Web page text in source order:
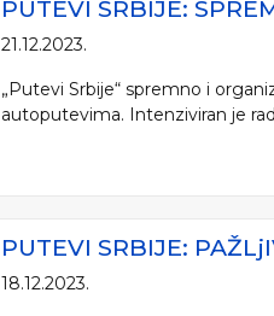
PUTEVI SRBIJE:
21.12.2023.
„Putevi Srbije“ spremno i
autoputevima. Intenziviran je
PUTEVI SRBIJE:
18.12.2023.